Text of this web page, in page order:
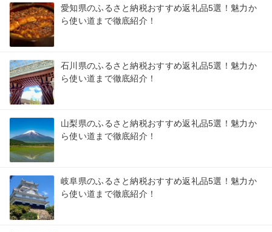
愛知県のふるさと納税おすすめ返礼品5選！魅力か
ら使い道まで徹底紹介！
石川県のふるさと納税おすすめ返礼品5選！魅力か
ら使い道まで徹底紹介！
山梨県のふるさと納税おすすめ返礼品5選！魅力か
ら使い道まで徹底紹介！
岐阜県のふるさと納税おすすめ返礼品5選！魅力か
ら使い道まで徹底紹介！